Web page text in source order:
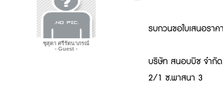
ชุสุดา ศรีรัตนาภรณ์
- Guest -
รบกวนขอใบเสนอรา
บริษัท สนอบบิช จำกัด
2/1 ซ.พาสนา 3